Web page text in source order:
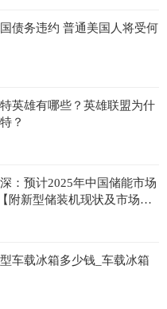
债务违约 普通美国人将受何
英雄有哪些？英雄联盟为什
？
：预计2025年中国储能市场
附新型储装机现状及市场预
车载冰箱多少钱_车载冰箱